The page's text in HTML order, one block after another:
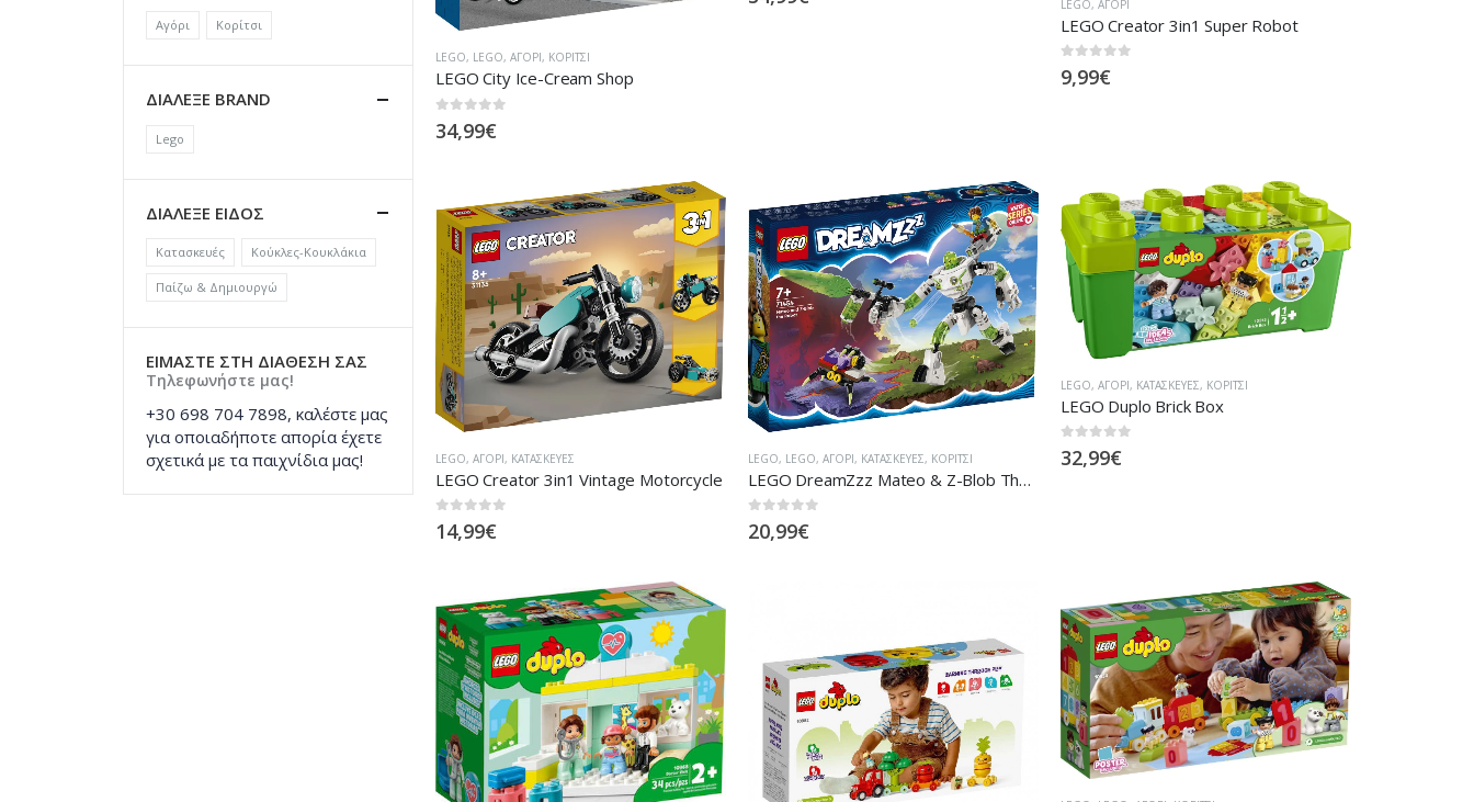
LEGO, LEGO, ΑΓΌΡΙ, ΚΟΡΊΤΣΙ
LEGO City Ice-Cream Shop
34,99€
LEGO, ΑΓΌΡΙ
LEGO Creator 3in1 Super Robot
0out of 5
9,99€
LEGO, ΑΓΌΡΙ, ΚΑΤΑΣΚΕΥΈΣ
LEGO Creator 3in1 Vintage Motorcycle
0out of 5
14,99€
LEGO, LEGO, ΑΓΌΡΙ, ΚΑΤΑΣΚΕΥΈΣ, ΚΟΡΊΤΣΙ
LEGO DreamZzz Mateo & Z-Blob The Robot
0out of 5
20,99€
LEGO, ΑΓΌΡΙ, ΚΑΤΑΣΚΕΥΈΣ, ΚΟΡΊΤΣΙ
LEGO Duplo Brick Box
0out of 5
32,99€
Αγόρι Κορίτσι
ΔΙΑΛΕΞΕ BRAND
Lego
ΔΙΑΛΕΞΕ ΕΙΔΟΣ
Κατασκευές Κούκλες-Κουκλάκια
Παίζω & Δημιουργώ
ΕΙΜΑΣΤΕ ΣΤΗ ΔΙΑΘΕΣΗ ΣΑΣ
Τηλεφωνήστε μας!
+30 698 704 7898, καλέστε μας
για οποιαδήποτε απορία έχετε
σχετικά με τα παιχνίδια μας!